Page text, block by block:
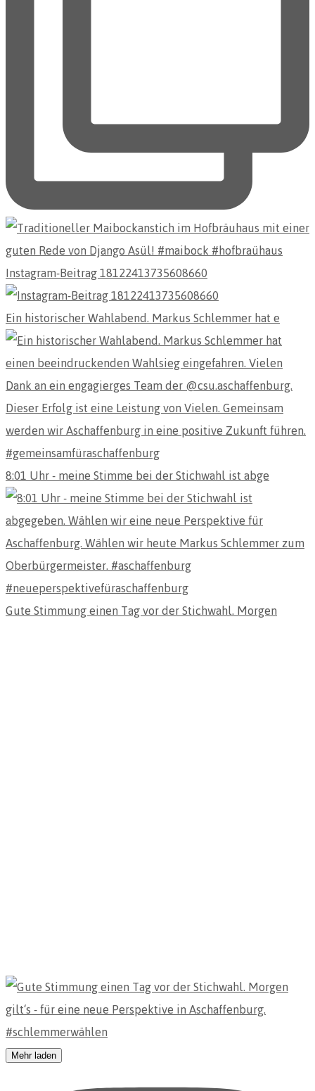
Instagram-Beitrag 18122413735608660
Ein historischer Wahlabend. Markus Schlemmer hat e
8:01 Uhr - meine Stimme bei der Stichwahl ist abge
Gute Stimmung einen Tag vor der Stichwahl. Morgen
Mehr laden